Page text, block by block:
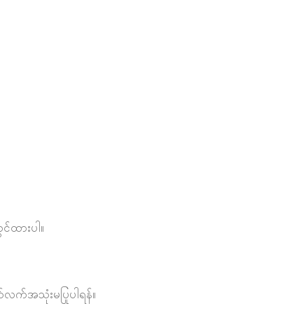
ားပါ။
အသုံးမပြုပါရန်။